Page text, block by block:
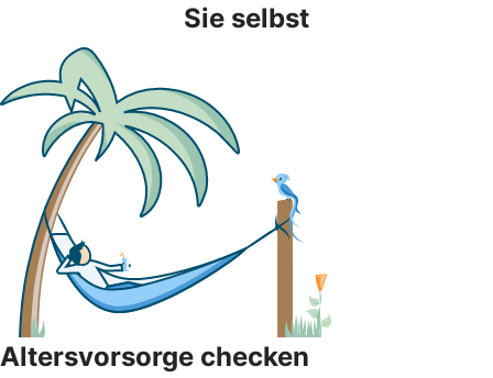
Sie selbst
Altersvorsorge checken